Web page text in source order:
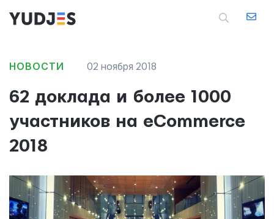
НОВОСТИ 02 ноября 2018
62 доклада и более 1000
участников на eCommerce
2018